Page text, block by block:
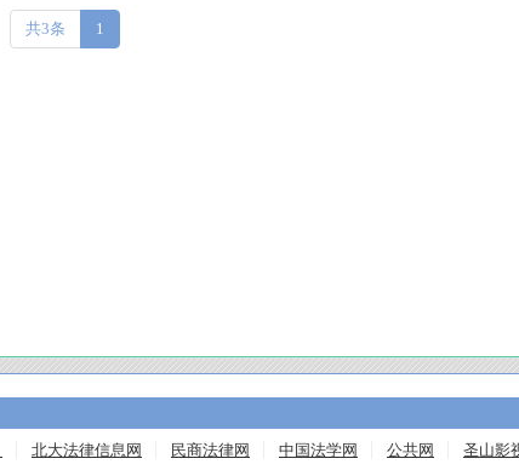
共3条 1
北大法律信息网 民商法律网 中国法学网 公共网 圣山影